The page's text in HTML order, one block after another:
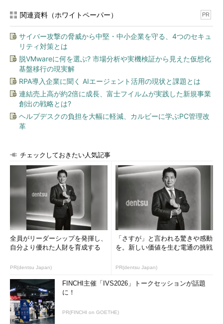
関連資料（ホワイトペーパー） PR
サイバー攻撃の脅威から中堅・中小企業を守る、4つのセキュ
リティ対策とは
脱VMwareに何を選ぶ? 市場分析や実機検証から見えた仮想化
基盤移行の現実解
RPA導入企業に聞く AIエージェント活用の現状と課題とは
連結売上高が約2倍に成長、富士フイルムが実践した新規事業
創出の戦略とは?
ヘルプデスクの負担を大幅に軽減、カルビーに学ぶPC管理改
革
チェックしておきたい人気記事
全員がリーダーシップを発揮し、
自分より優れた人財を育成する
PR(dentsu Japan)
「さすが」と言われる驚きや感動
を。新しい価値を生む電通の挑戦
PR(dentsu Japan)
FINCHI主催「IVS2026」トークセッションが話題
に！
PR(FINCHI on GOETHE)